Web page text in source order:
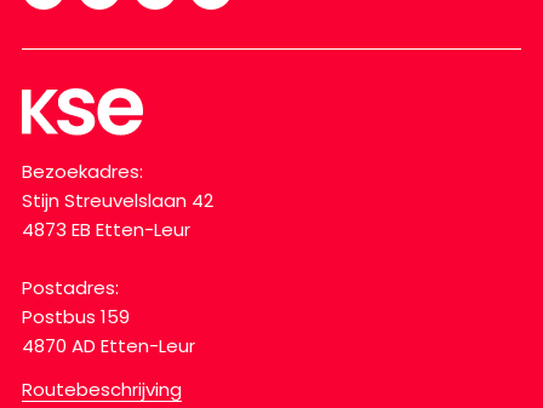
Bezoekadres:
Stijn Streuvelslaan 42
4873 EB Etten-Leur
Postadres:
Postbus 159
4870 AD Etten-Leur
Routebeschrijving